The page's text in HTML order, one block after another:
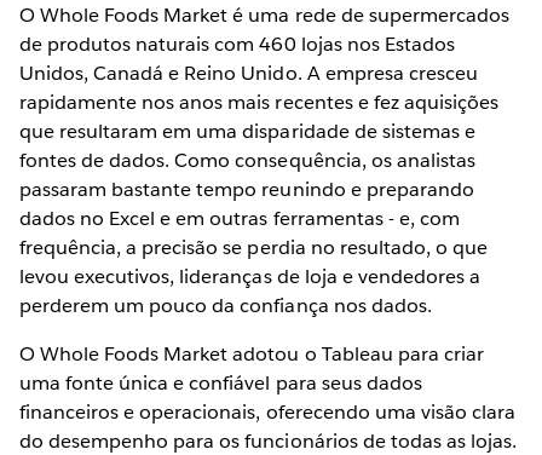
O Whole Foods Market é uma rede de supermercados
de produtos naturais com 460 lojas nos Estados
Unidos, Canadá e Reino Unido. A empresa cresceu
rapidamente nos anos mais recentes e fez aquisições
que resultaram em uma disparidade de sistemas e
fontes de dados. Como consequência, os analistas
passaram bastante tempo reunindo e preparando
dados no Excel e em outras ferramentas - e, com
frequência, a precisão se perdia no resultado, o que
levou executivos, lideranças de loja e vendedores a
perderem um pouco da confiança nos dados.
O Whole Foods Market adotou o Tableau para criar
uma fonte única e confiável para seus dados
financeiros e operacionais, oferecendo uma visão clara
do desempenho para os funcionários de todas as lojas.